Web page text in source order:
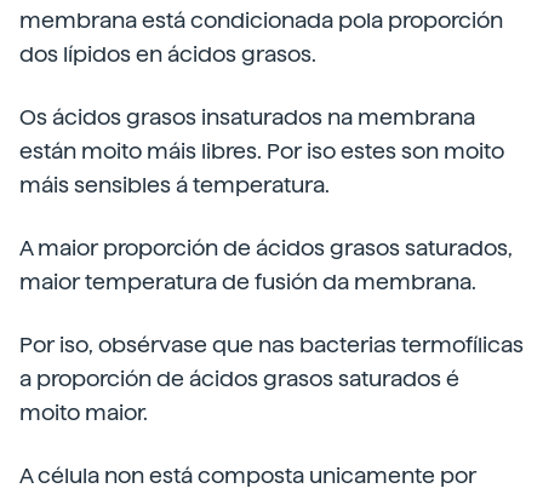
membrana está condicionada pola proporción
dos lípidos en ácidos grasos.
Os ácidos grasos insaturados na membrana
están moito máis libres. Por iso estes son moito
máis sensibles á temperatura.
A maior proporción de ácidos grasos saturados,
maior temperatura de fusión da membrana.
Por iso, obsérvase que nas bacterias termofílicas
a proporción de ácidos grasos saturados é
moito maior.
A célula non está composta unicamente por